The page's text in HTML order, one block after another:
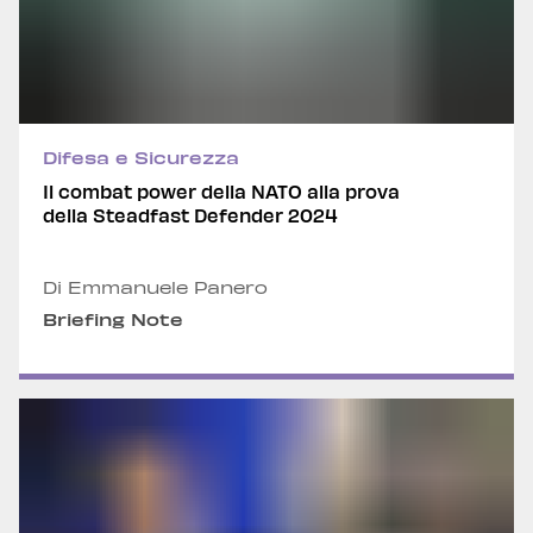
Difesa e Sicurezza
Il combat power della NATO alla prova
della Steadfast Defender 2024
Di Emmanuele Panero
Briefing Note